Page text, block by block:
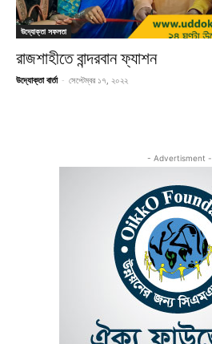
উদ্যোক্তা সফলতা
রাজশাহীতে বান্দরবান ফ্যাশন
উদ্যোক্তা বার্তা - সেপ্টেম্বর ১৭, ২০২২
- Advertisment -